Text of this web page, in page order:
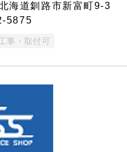
道釧路市新富町9-3
5875
事・取付可